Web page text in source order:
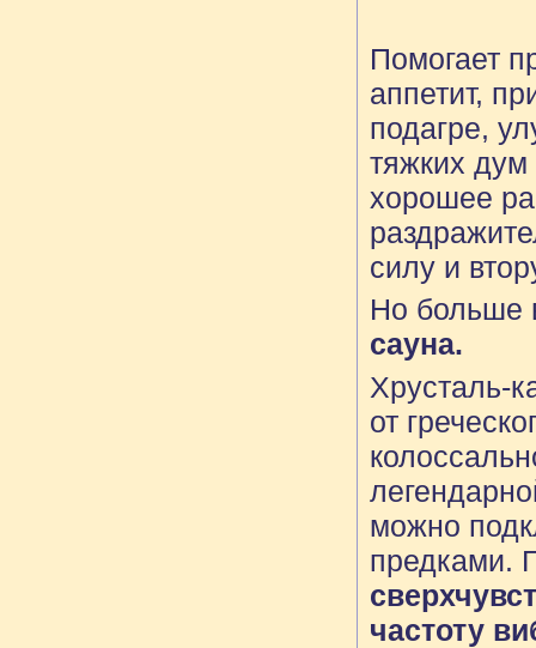
Помогает
аппетит,
подагре,
тяжких дум
хорошее
силу и
Но больше
сауна.
Хрусталь-
от
можно
предками.
частоту